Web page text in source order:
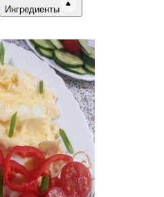
Ингредиенты